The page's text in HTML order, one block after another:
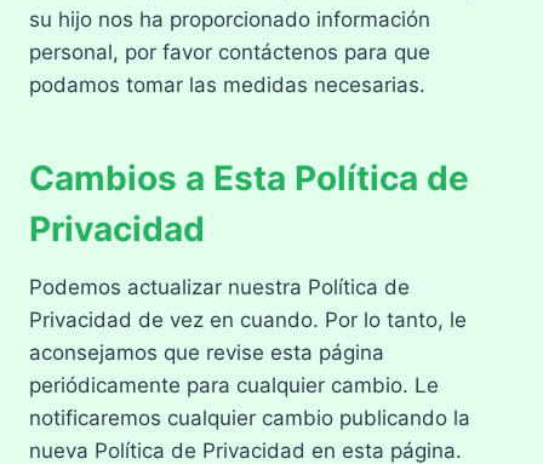
su hijo nos ha proporcionado información
personal, por favor contáctenos para que
podamos tomar las medidas necesarias.
Cambios a Esta Política de
Privacidad
Podemos actualizar nuestra Política de
Privacidad de vez en cuando. Por lo tanto, le
aconsejamos que revise esta página
periódicamente para cualquier cambio. Le
notificaremos cualquier cambio publicando la
nueva Política de Privacidad en esta página.